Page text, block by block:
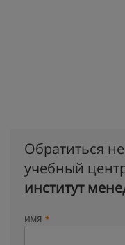
Обратиться
учебный
институт
ИМЯ